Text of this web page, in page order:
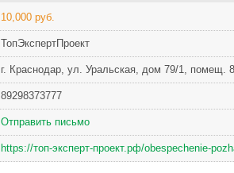
10,000 руб.
ТопЭкспертПроект
г. Краснодар, ул. Уральская, дом 79/1, помещ. 8
89298373777
Отправить письмо
https://топ-эксперт-проект.рф/obespechenie-